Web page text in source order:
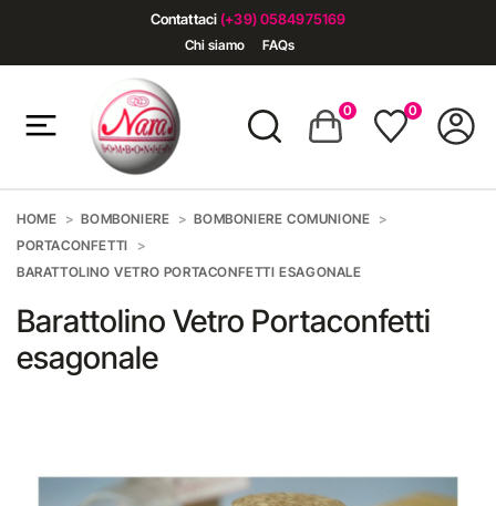
Contattaci (+39) 0584975169
Chi siamo FAQs
0 0
HOME BOMBONIERE
BOMBONIERE COMUNIONE
PORTACONFETTI
BARATTOLINO VETRO PORTACONFETTI ESAGONALE
Barattolino Vetro Portaconfetti
esagonale